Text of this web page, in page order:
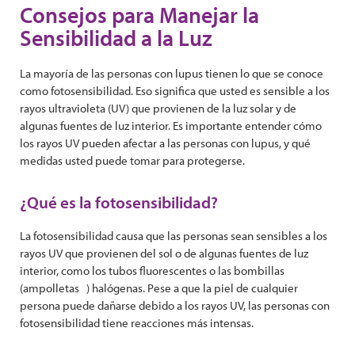
Consejos para Manejar la
Sensibilidad a la Luz
La mayoría de las personas con lupus tienen lo que se conoce
como fotosensibilidad. Eso significa que usted es sensible a los
rayos ultravioleta (UV) que provienen de la luz solar y de
algunas fuentes de luz interior. Es importante entender cómo
los rayos UV pueden afectar a las personas con lupus, y qué
medidas usted puede tomar para protegerse.
¿Qué es la fotosensibilidad?
La fotosensibilidad causa que las personas sean sensibles a los
rayos UV que provienen del sol o de algunas fuentes de luz
interior, como los tubos fluorescentes o las bombillas
(ampolletas ) halógenas. Pese a que la piel de cualquier
persona puede dañarse debido a los rayos UV, las personas con
fotosensibilidad tiene reacciones más intensas.